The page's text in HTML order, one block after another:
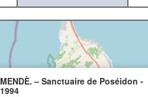
MENDÈ. – Sanctuaire de Poséidon -
1994